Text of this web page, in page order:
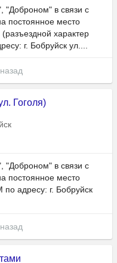
"Доброном" в связи с
постоянное место
характер
г. Бобруйск ул....
Гоголя)
"Доброном" в связи с
постоянное место
адресу: г. Бобруйск